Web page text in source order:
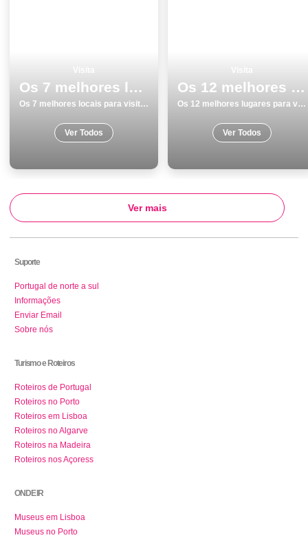
Os 7 melhores locais para visitar em BraganÃ§a
Os 7 melhores locais para visitar em BraganÃ§a
Ver Todos
Os 12 melhores lugares para visitar em Odemira
Os 12 melhores lugares para visitar em Odemira
Ver Todos
Ver mais
Suporte
Portugal de norte a sul
Informações
Enviar Email
Sobre nós
Turismo e Roteiros
Roteiros de Portugal
Roteiros no Porto
Roteiros em Lisboa
Roteiros no Algarve
Roteiros na Madeira
Roteiros nos Açoress
ONDE IR
Museus em Lisboa
Museus no Porto